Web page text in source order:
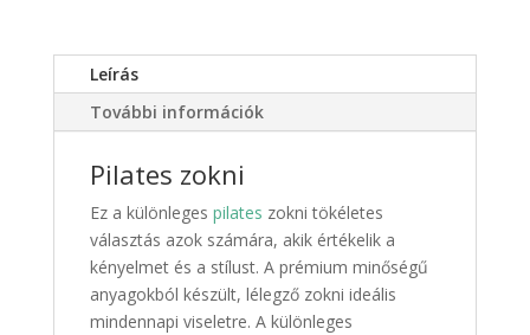
Leírás
További információk
Pilates zokni
Ez a különleges pilates zokni tökéletes
választás azok számára, akik értékelik a
kényelmet és a stílust. A prémium minőségű
anyagokból készült, lélegző zokni ideális
mindennapi viseletre. A különleges